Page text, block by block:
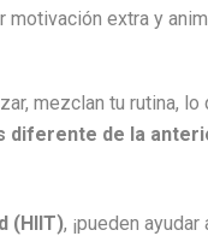
extra y
mezclan tu rutina,
diferente de la
(HIIT), ¡pueden